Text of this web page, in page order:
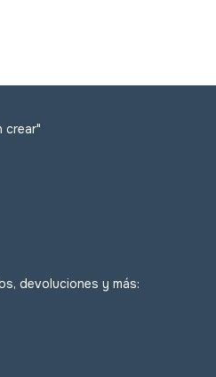
crear"
devoluciones y más: